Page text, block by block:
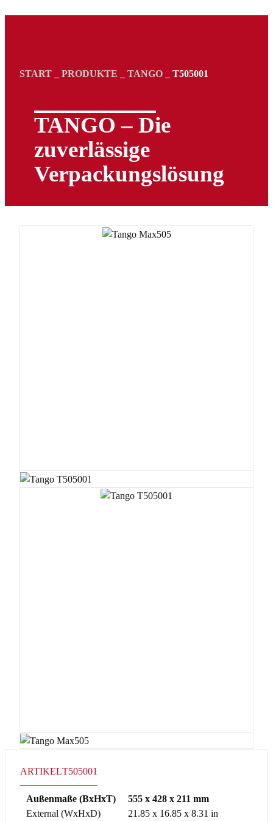
START PRODUKTE TANGO T505001
TANGO – Die
zuverlässige
Verpackungs­lösung
ARTIKELT505001
Außenmaße (BxHxT)
External (WxHxD)
555 x 428 x 211 mm
21.85 x 16.85 x 8.31 in